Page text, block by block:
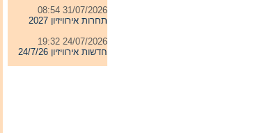
31/07/2026 08:54
תחרות אירוויזיון 2027
24/07/2026 19:32
חדשות אירוויזיון 24/7/26
23/07/2026 08:52